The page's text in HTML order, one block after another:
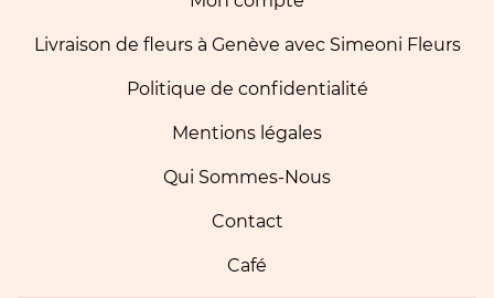
Livraison de fleurs à Genève avec Simeoni Fleurs
Politique de confidentialité
Mentions légales
Qui Sommes-Nous
Contact
Café